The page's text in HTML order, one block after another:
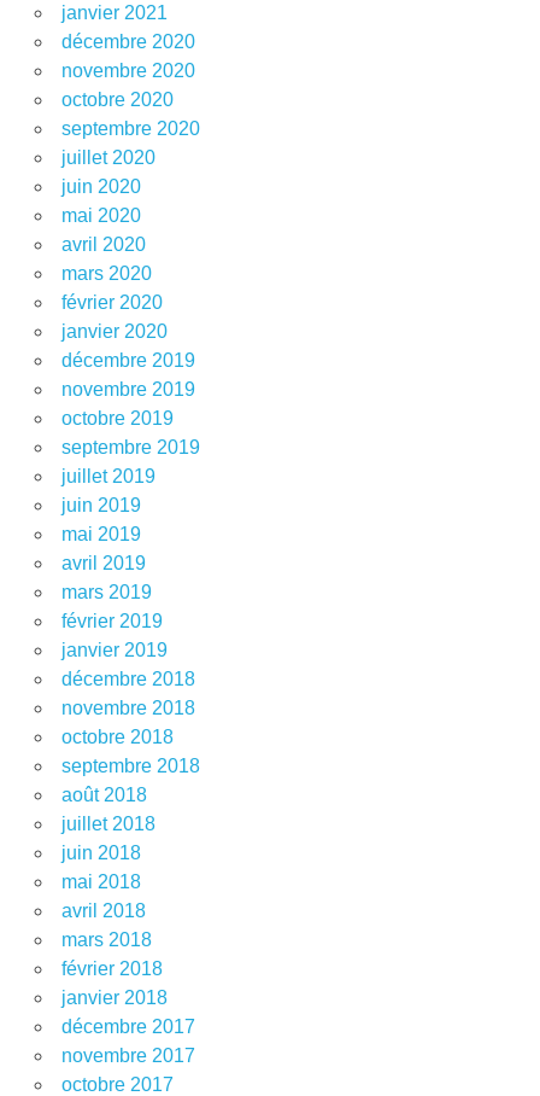
janvier 2021
décembre 2020
novembre 2020
octobre 2020
septembre 2020
juillet 2020
juin 2020
mai 2020
avril 2020
mars 2020
février 2020
janvier 2020
décembre 2019
novembre 2019
octobre 2019
septembre 2019
juillet 2019
juin 2019
mai 2019
avril 2019
mars 2019
février 2019
janvier 2019
décembre 2018
novembre 2018
octobre 2018
septembre 2018
août 2018
juillet 2018
juin 2018
mai 2018
avril 2018
mars 2018
février 2018
janvier 2018
décembre 2017
novembre 2017
octobre 2017